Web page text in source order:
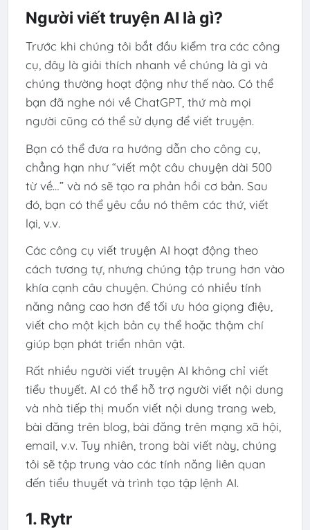
Người viết truyện AI là gì?
Trước khi chúng tôi bắt đầu kiểm tra các công
cụ, đây là giải thích nhanh về chúng là gì và
chúng thường hoạt động như thế nào. Có thể
bạn đã nghe nói về ChatGPT, thứ mà mọi
người cũng có thể sử dụng để viết truyện.
Bạn có thể đưa ra hướng dẫn cho công cụ,
chẳng hạn như “viết một câu chuyện dài 500
từ về…” và nó sẽ tạo ra phản hồi cơ bản. Sau
đó, bạn có thể yêu cầu nó thêm các thứ, viết
lại, v.v.
Các công cụ viết truyện AI hoạt động theo
cách tương tự, nhưng chúng tập trung hơn vào
khía cạnh câu chuyện. Chúng có nhiều tính
năng nâng cao hơn để tối ưu hóa giọng điệu,
viết cho một kịch bản cụ thể hoặc thậm chí
giúp bạn phát triển nhân vật.
Rất nhiều người viết truyện AI không chỉ viết
tiểu thuyết. AI có thể hỗ trợ người viết nội dung
và nhà tiếp thị muốn viết nội dung trang web,
bài đăng trên blog, bài đăng trên mạng xã hội,
email, v.v. Tuy nhiên, trong bài viết này, chúng
tôi sẽ tập trung vào các tính năng liên quan
đến tiểu thuyết và trình tạo tập lệnh AI.
1. Rytr